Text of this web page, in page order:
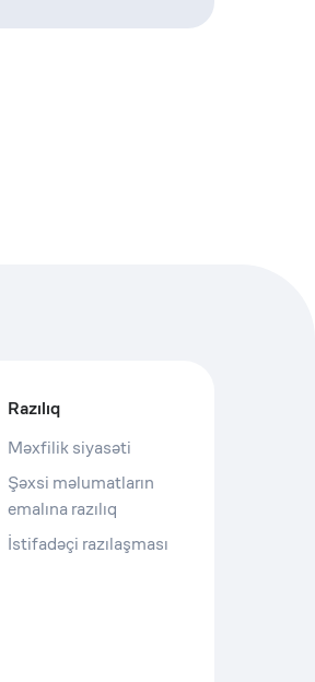
Razılıq
Məxfilik siyasəti
Şəxsi məlumatların
emalına razılıq
İstifadəçi razılaşması